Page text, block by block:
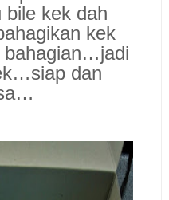
kek dah
kek
bahagian…jadi
dan